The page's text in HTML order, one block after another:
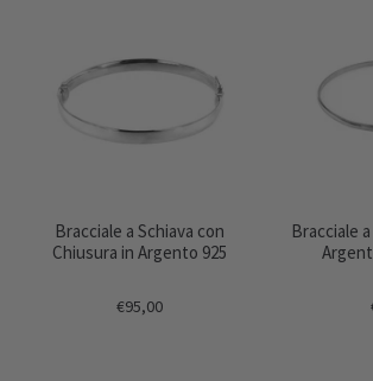
Bracciale a Schiava con
Chiusura in Argento 925
€95,00
Bracciale